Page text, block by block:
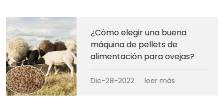
¿Cómo elegir una buena
máquina de pellets de
alimentación para ovejas?
Dic-28-2022 leer más